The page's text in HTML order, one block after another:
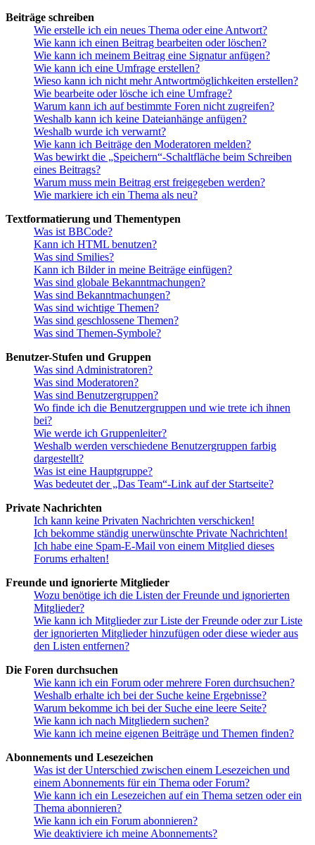
Beiträge schreiben
Wie erstelle ich ein neues Thema oder eine Antwort?
Wie kann ich einen Beitrag bearbeiten oder löschen?
Wie kann ich meinem Beitrag eine Signatur anfügen?
Wie kann ich eine Umfrage erstellen?
Wieso kann ich nicht mehr Antwortmöglichkeiten erstellen?
Wie bearbeite oder lösche ich eine Umfrage?
Warum kann ich auf bestimmte Foren nicht zugreifen?
Weshalb kann ich keine Dateianhänge anfügen?
Weshalb wurde ich verwarnt?
Wie kann ich Beiträge den Moderatoren melden?
Was bewirkt die „Speichern“-Schaltfläche beim Schreiben
eines Beitrags?
Warum muss mein Beitrag erst freigegeben werden?
Wie markiere ich ein Thema als neu?
Textformatierung und Thementypen
Was ist BBCode?
Kann ich HTML benutzen?
Was sind Smilies?
Kann ich Bilder in meine Beiträge einfügen?
Was sind globale Bekanntmachungen?
Was sind Bekanntmachungen?
Was sind wichtige Themen?
Was sind geschlossene Themen?
Was sind Themen-Symbole?
Benutzer-Stufen und Gruppen
Was sind Administratoren?
Was sind Moderatoren?
Was sind Benutzergruppen?
Wo finde ich die Benutzergruppen und wie trete ich ihnen
bei?
Wie werde ich Gruppenleiter?
Weshalb werden verschiedene Benutzergruppen farbig
dargestellt?
Was ist eine Hauptgruppe?
Was bedeutet der „Das Team“-Link auf der Startseite?
Private Nachrichten
Ich kann keine Privaten Nachrichten verschicken!
Ich bekomme ständig unerwünschte Private Nachrichten!
Ich habe eine Spam-E-Mail von einem Mitglied dieses
Forums erhalten!
Freunde und ignorierte Mitglieder
Wozu benötige ich die Listen der Freunde und ignorierten
Mitglieder?
Wie kann ich Mitglieder zur Liste der Freunde oder zur Liste
der ignorierten Mitglieder hinzufügen oder diese wieder aus
den Listen entfernen?
Die Foren durchsuchen
Wie kann ich ein Forum oder mehrere Foren durchsuchen?
Weshalb erhalte ich bei der Suche keine Ergebnisse?
Warum bekomme ich bei der Suche eine leere Seite?
Wie kann ich nach Mitgliedern suchen?
Wie kann ich meine eigenen Beiträge und Themen finden?
Abonnements und Lesezeichen
Was ist der Unterschied zwischen einem Lesezeichen und
einem Abonnements für ein Thema oder Forum?
Wie kann ich ein Lesezeichen auf ein Thema setzen oder ein
Thema abonnieren?
Wie kann ich ein Forum abonnieren?
Wie deaktiviere ich meine Abonnements?